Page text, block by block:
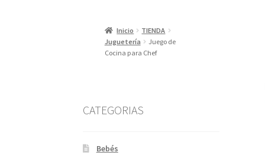
Inicio
TIENDA
Juguetería
Juego de
Cocina para Chef
CATEGORIAS
Bebés